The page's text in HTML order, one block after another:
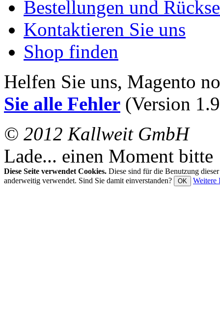
Bestellungen und
Kontaktieren Sie uns
Shop finden
Helfen Sie uns, Magento
Sie alle Fehler (Version
© 2012 Kallweit GmbH
Lade... einen Moment bitte
Diese Seite verwendet Cookies. Diese sind für die Benutzung
anderweitig verwendet. Sind Sie damit einverstanden?
OK Weitere